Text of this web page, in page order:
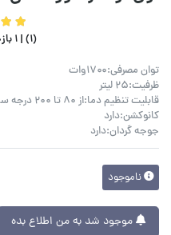
(1) | 1 بازخورد کاربران
توان مصرفی:۱۷۰۰وات
ظرفیت:۲۵ لیتر
قابلیت تنظیم دما:از ۸۰ تا ۲۰۰ درجه سانتیگراد
کانوکشن:دارد
جوجه گردان:دارد
ناموجود
موجود شد به من اطلاع بده